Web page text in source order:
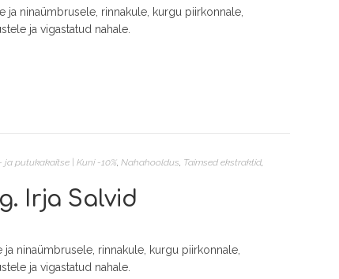
ja ninaümbrusele, rinnakule, kurgu piirkonnale,
ja vigastatud nahale.
putukakaitse | Kuni -10%,Nahahooldus, Taimsed ekstraktid,
Irja Salvid
ninaümbrusele, rinnakule, kurgu piirkonnale,
ja vigastatud nahale.